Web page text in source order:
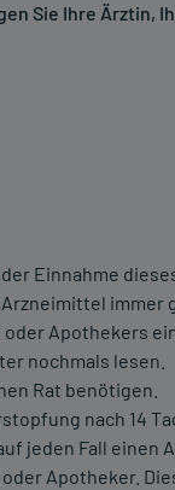
Sie Ihre Ärztin,
Einnahme
immer
Apothekers
nochmals lesen.
Rat benötigen.
nach 14
jeden Fall einen
Apotheker.